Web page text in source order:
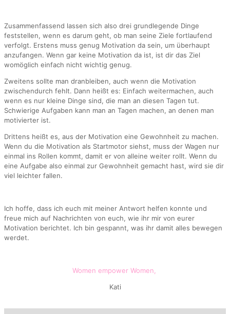
Zusammenfassend lassen sich also drei grundlegende Dinge
feststellen, wenn es darum geht, ob man seine Ziele fortlaufend
verfolgt. Erstens muss genug Motivation da sein, um überhaupt
anzufangen. Wenn gar keine Motivation da ist, ist dir das Ziel
womöglich einfach nicht wichtig genug.
Zweitens sollte man dranbleiben, auch wenn die Motivation
zwischendurch fehlt. Dann heißt es: Einfach weitermachen, auch
wenn es nur kleine Dinge sind, die man an diesen Tagen tut.
Schwierige Aufgaben kann man an Tagen machen, an denen man
motivierter ist.
Drittens heißt es, aus der Motivation eine Gewohnheit zu machen.
Wenn du die Motivation als Startmotor siehst, muss der Wagen nur
einmal ins Rollen kommt, damit er von alleine weiter rollt. Wenn du
eine Aufgabe also einmal zur Gewohnheit gemacht hast, wird sie dir
viel leichter fallen.
Ich hoffe, dass ich euch mit meiner Antwort helfen konnte und
freue mich auf Nachrichten von euch, wie ihr mir von eurer
Motivation berichtet. Ich bin gespannt, was ihr damit alles bewegen
werdet.
Women empower Women,
Kati